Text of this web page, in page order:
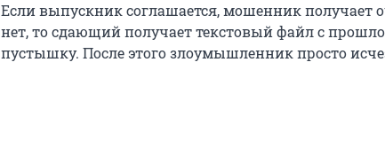
Если выпускник соглашается, мошенник получает
нет, то сдающий получает текстовый файл с
пустышку. После этого злоумышленник просто